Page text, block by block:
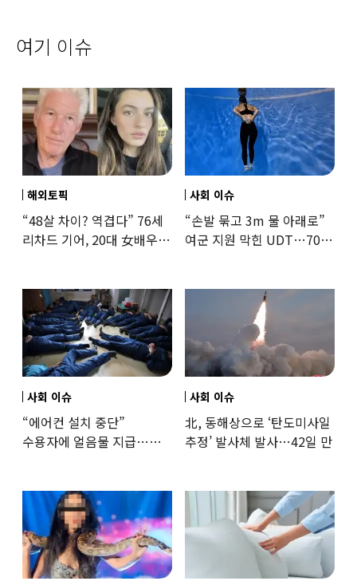
여기 이슈
해외토픽
“48살 차이? 역겹다” 76세
리차드 기어, 20대 女배우와
사회 이슈
“손발 묶고 3m 물 아래로”
여군 지원 막힌 UDT…707
사회 이슈
“에어컨 설치 중단”
수용자에 얼음물 지급…
사회 이슈
北, 동해상으로 ‘탄도미사일
추정’ 발사체 발사…42일 만